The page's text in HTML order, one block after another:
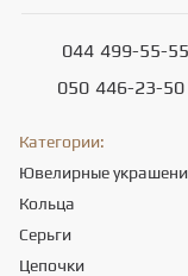
044 499-55-55
050 446-23-50
Категории:
Ювелирные
Кольца
Серьги
Цепочки